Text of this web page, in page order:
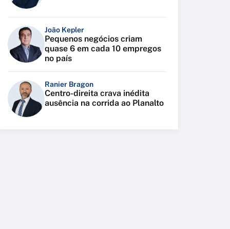
João Kepler
Pequenos negócios criam
quase 6 em cada 10 empregos
no país
Ranier Bragon
Centro-direita crava inédita
ausência na corrida ao Planalto